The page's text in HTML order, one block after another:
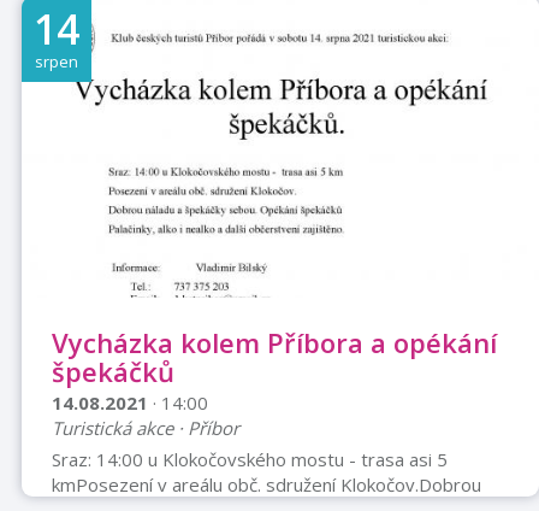
přijde, Owen zdědí cirkus po svém strýčkovi. Tohle by
mohla být šance na změnu, na dobrodružství a zábavu,
na opravdový rodinný život. Malý cirkus je ale na pokraji
krachu, nestíhá konkurenci obrovského zábavního
řetězce, klauni, akrobati a další už jsou postarší a leccos
14
srpen
Vycházka kolem Příbora a opékání
špekáčků
14.08.2021 · 14:00
Turistická akce · Příbor
Sraz: 14:00 u Klokočovského mostu - trasa asi 5
kmPosezení v areálu obč. sdružení Klokočov.Dobrou